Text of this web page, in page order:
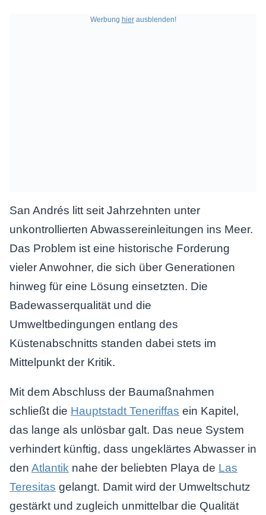
Werbung hierausblenden!
San Andrés litt seit Jahrzehnten unter
unkontrollierten Abwassereinleitungen ins Meer.
Das Problem ist eine historische Forderung
vieler Anwohner, die sich über Generationen
hinweg für eine Lösung einsetzten. Die
Badewasserqualität und die
Umweltbedingungen entlang des
Küstenabschnitts standen dabei stets im
Mittelpunkt der Kritik.
Mit dem Abschluss der Baumaßnahmen
schließt die Hauptstadt Teneriffas ein Kapitel,
das lange als unlösbar galt. Das neue System
verhindert künftig, dass ungeklärtes Abwasser in
den Atlantik nahe der beliebten Playa de Las
Teresitas gelangt. Damit wird der Umweltschutz
gestärkt und zugleich unmittelbar die Qualität